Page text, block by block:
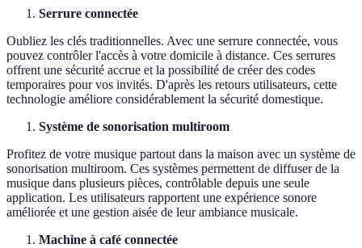
Serrure connectée
Oubliez les clés traditionnelles. Avec une serrure connectée, vous
pouvez contrôler l'accès à votre domicile à distance. Ces serrures
offrent une sécurité accrue et la possibilité de créer des codes
temporaires pour vos invités. D'après les retours utilisateurs, cette
technologie améliore considérablement la sécurité domestique.
Système de sonorisation multiroom
Profitez de votre musique partout dans la maison avec un système de
sonorisation multiroom. Ces systèmes permettent de diffuser de la
musique dans plusieurs pièces, contrôlable depuis une seule
application. Les utilisateurs rapportent une expérience sonore
améliorée et une gestion aisée de leur ambiance musicale.
Machine à café connectée